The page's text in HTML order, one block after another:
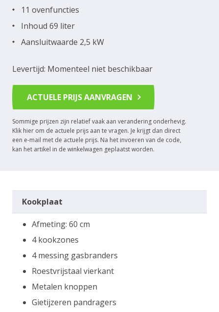
Levertijd: Momenteel niet beschikbaar
11 ovenfuncties
Inhoud 69 liter
Aansluitwaarde 2,5 kW
ACTUELE PRIJS AANVRAGEN
Sommige prijzen zijn relatief vaak aan verandering onderhevig.
Klik hier om de actuele prijs aan te vragen. Je krijgt dan direct
een e-mail met de actuele prijs. Na het invoeren van de code,
kan het artikel in de winkelwagen geplaatst worden.
Kookplaat
Afmeting: 60 cm
4 kookzones
4 messing gasbranders
Roestvrijstaal vierkant
Metalen knoppen
Gietijzeren pandragers